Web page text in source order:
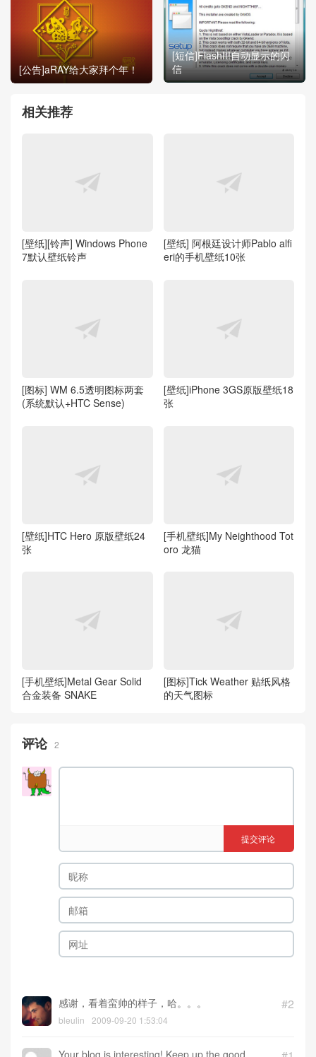
[公告]aRAY给大家拜个年！
[短信]FlashIt!自动显示的闪
信
相关推荐
[壁纸][铃声] Windows Phone
7默认壁纸铃声
[壁纸] 阿根廷设计师Pablo alfi
eri的手机壁纸10张
[图标] WM 6.5透明图标两套
(系统默认+HTC Sense)
[壁纸]iPhone 3GS原版壁纸18
张
[壁纸]HTC Hero 原版壁纸24
张
[手机壁纸]My Neighthood Tot
oro 龙猫
[手机壁纸]Metal Gear Solid
合金装备 SNAKE
[图标]Tick Weather 贴纸风格
的天气图标
评论 2
提交评论
#2
感谢，看着蛮帅的样子，哈。。。
bleulin 2009-09-20 1:53:04